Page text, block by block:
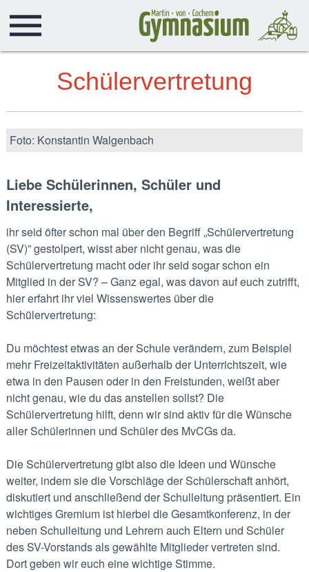
Schülervertretung
Foto: Konstantin Walgenbach
Liebe Schülerinnen, Schüler und
Interessierte,
ihr seid öfter schon mal über den Begriff „Schülervertretung
(SV)” gestolpert, wisst aber nicht genau, was die
Schülervertretung macht oder ihr seid sogar schon ein
Mitglied in der SV? – Ganz egal, was davon auf euch zutrifft,
hier erfahrt ihr viel Wissenswertes über die
Schü̈lervertretung:
Du möchtest etwas an der Schule verändern, zum Beispiel
mehr Freizeitaktivitäten außerhalb der Unterrichtszeit, wie
etwa in den Pausen oder in den Freistunden, weißt aber
nicht genau, wie du das anstellen sollst? Die
Schülervertretung hilft, denn wir sind aktiv für die Wünsche
aller Schülerinnen und Schüler des MvCGs da.
Die Schülervertretung gibt also die Ideen und Wünsche
weiter, indem sie die Vorschläge der Schülerschaft anhört,
diskutiert und anschließend der Schulleitung präsentiert. Ein
wichtiges Gremium ist hierbei die Gesamtkonferenz, in der
neben Schulleitung und Lehrern auch Eltern und Schüler
des SV-Vorstands als gewählte Mitglieder vertreten sind.
Dort geben wir euch eine wichtige Stimme.